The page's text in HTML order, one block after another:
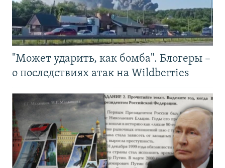
"Может ударить, как бомба". Блогеры –
о последствиях атак на Wildberries